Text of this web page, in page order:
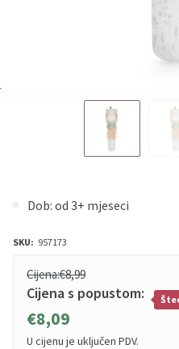
Dob: od 3+ mjeseci
SKU: 957173
Cijena:€8,99
Cijena s popustom:
€8,09
U cijenu je uključen PDV.